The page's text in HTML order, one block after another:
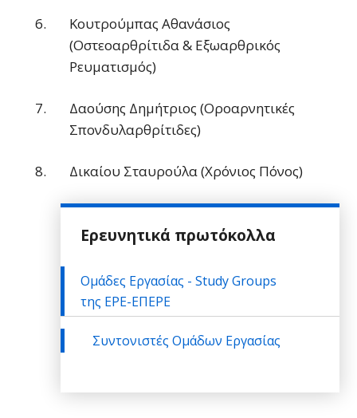
Κουτρούμπας Αθανάσιος
(Οστεοαρθρίτιδα & Εξωαρθρικός
Ρευματισμός)
Δαούσης Δημήτριος (Οροαρνητικές
Σπονδυλαρθρίτιδες)
Δικαίου Σταυρούλα (Χρόνιος Πόνος)
Ερευνητικά πρωτόκολλα
Ομάδες Εργασίας - Study Groups
της ΕΡΕ-ΕΠΕΡΕ
Συντονιστές Ομάδων Εργασίας